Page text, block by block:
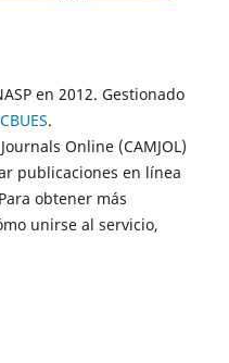
en 2012. Gestionado
CBUES.
Online (CAMJOL)
publicaciones en línea
obtener más
unirse al servicio,